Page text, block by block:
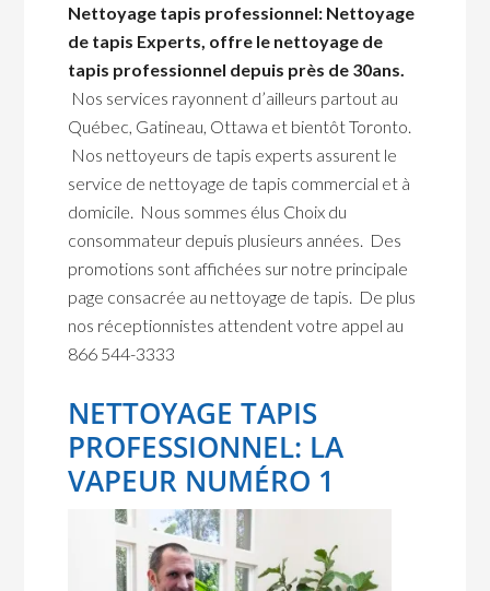
Nettoyage tapis professionnel: Nettoyage
de tapis Experts, offre le nettoyage de
tapis professionnel depuis près de 30ans.
Nos services rayonnent d’ailleurs partout au
Québec, Gatineau, Ottawa et bientôt Toronto.
Nos nettoyeurs de tapis experts assurent le
service de nettoyage de tapis commercial et à
domicile. Nous sommes élus Choix du
consommateur depuis plusieurs années. Des
promotions sont affichées sur notre principale
page consacrée au nettoyage de tapis. De plus
nos réceptionnistes attendent votre appel au
866 544-3333
NETTOYAGE TAPIS
PROFESSIONNEL: LA
VAPEUR NUMÉRO 1